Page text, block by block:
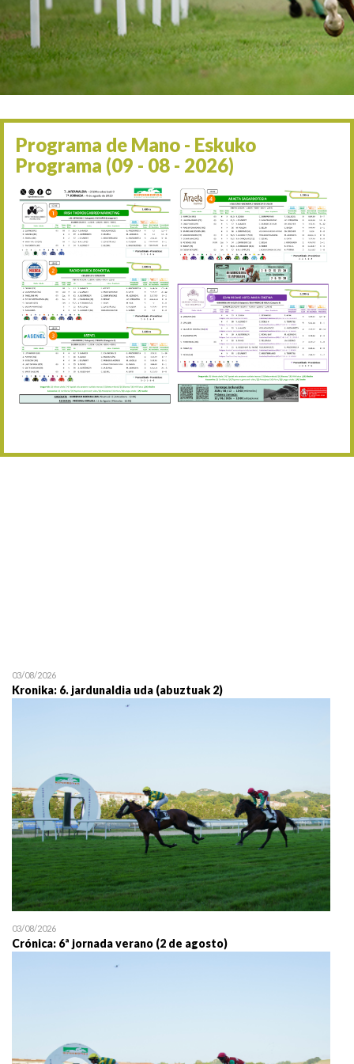
06/09 17:30 Irailaren 6a / 6 de
13/09 17:30 Irailaren 13a / 13 de
30/09 11:30 Irailaren 30a / 30 de
11/06 11:30
05/07 11:30 Uztailaren 5a / 5 de julio
12/07 11:30 Uztailaren 12a / 12 de
19/07 11:30 Uztailaren 19a / 19 de
25/07 11:30 Uztailaren 25a / 25 de
02/08 17:30 Abuztuaren 2a / 2 de
09/08 17:30 Abuztuaren 9a / 9 de
12/08 12:08 Abuztaren 12a / 12 de
15/08 17:05 Abuztuaren 15a / 15 de
30/08 17:30 Abuztuaren 30a / 30 de
19/07 11:30
Programa de Mano - Eskuko
Programa (09 - 08 - 2026)
03/08/2026
Kronika: 6. jardunaldia uda (abuztuak 2)
03/08/2026
Crónica: 6ª jornada verano (2 de agosto)